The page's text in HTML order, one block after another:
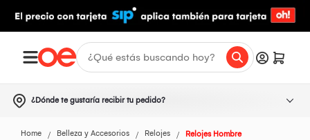
¿Dónde te gustaría recibir tu pedido?
Home Belleza y Accesorios Relojes Relojes Hombre